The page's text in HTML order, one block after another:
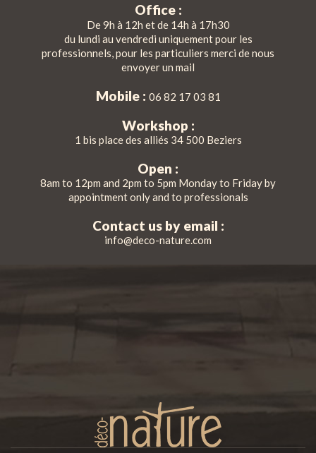
Office :
De 9h à 12h et de 14h à 17h30
du lundi au vendredi uniquement pour les
professionnels, pour les particuliers merci de nous
envoyer un mail
Mobile : 06 82 17 03 81
Workshop :
1 bis place des alliés 34 500 Beziers
Open :
8am to 12pm and 2pm to 5pm Monday to Friday by
appointment only and to professionals
Contact us by email :
info@deco-nature.com